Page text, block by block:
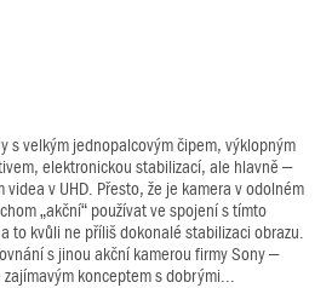
s velkým jednopalcovým čipem, výklopným
elektronickou stabilizací, ale hlavně –
videa v UHD. Přesto, že je kamera v odolném
„akční“ používat ve spojení s tímto
to kvůli ne příliš dokonalé stabilizaci obrazu.
s jinou akční kamerou firmy Sony –
konceptem s dobrými...